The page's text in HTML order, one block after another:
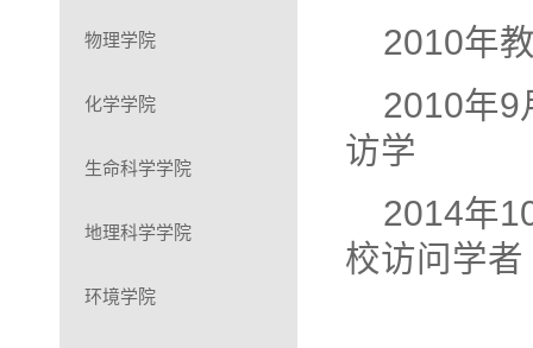
物理学院
化学学院
生命科学学院
地理科学学院
环境学院
2010年
2010年9
访学
2014年
校访问学者